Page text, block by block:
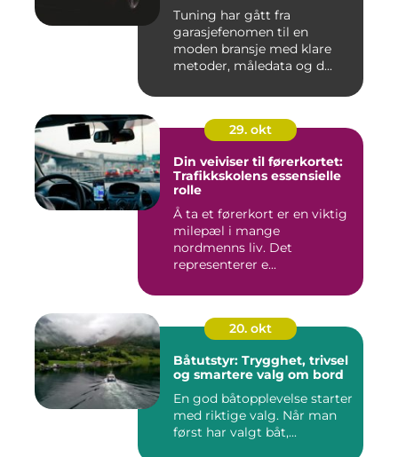
Tuning har gått fra
garasjefenomen til en
moden bransje med klare
metoder, måledata og d...
29. okt
Din veiviser til førerkortet:
Trafikkskolens essensielle
rolle
Å ta et førerkort er en viktig
milepæl i mange
nordmenns liv. Det
representerer e...
20. okt
Båtutstyr: Trygghet, trivsel
og smartere valg om bord
En god båtopplevelse starter
med riktige valg. Når man
først har valgt båt,...